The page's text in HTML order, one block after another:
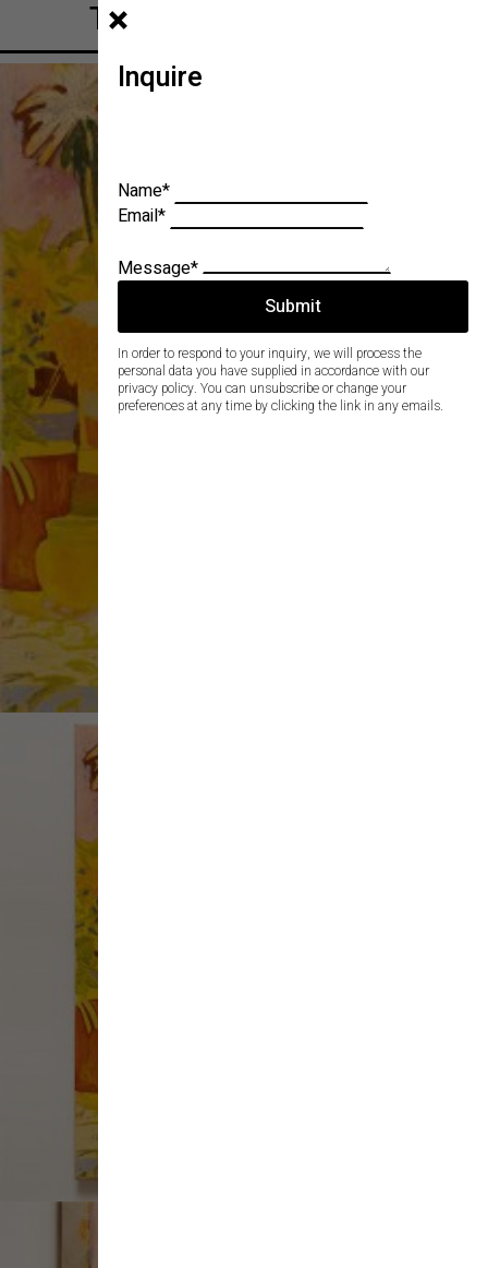
TIMUR LUKAS Atelier
Inquire
Name*
Email*
Message*
Submit
In order to respond to your inquiry, we will process the
personal data you have supplied in accordance with our
privacy policy. You can unsubscribe or change your
preferences at any time by clicking the link in any emails.